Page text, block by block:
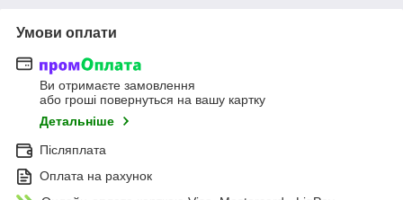
Умови оплати
Ви отримаєте замовлення
або гроші повернуться на вашу картку
Детальніше
Післяплата
Оплата на рахунок